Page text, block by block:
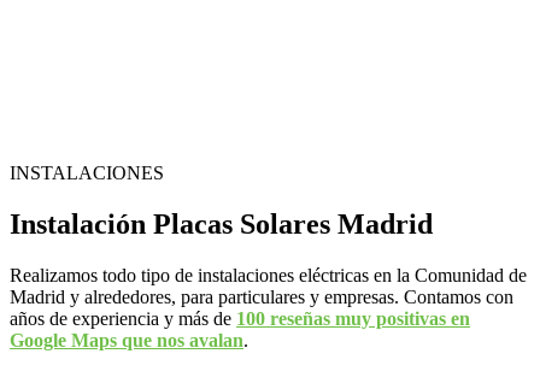
INSTALACIONES
Instalación Placas Solares Madrid
Realizamos todo tipo de instalaciones eléctricas en la Comunidad de
Madrid y alrededores, para particulares y empresas. Contamos con
años de experiencia y más de 100 reseñas muy positivas en
Google Maps que nos avalan.